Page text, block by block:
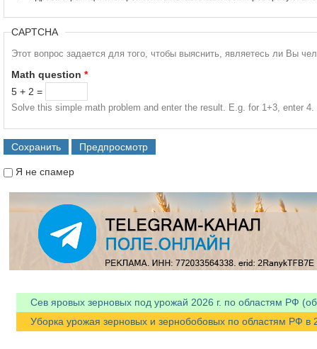
CAPTCHA
Этот вопрос задается для того, чтобы выяснить, являетесь ли Вы
Math question *
5 + 2 =
Solve this simple math problem and enter the result. E.g. for 1+3, enter 4.
Я не спамер
Сев яровых зерновых под урожай 2026 г. по областям РФ
Уборка урожая зерновых и зернобобовых по областям РФ в